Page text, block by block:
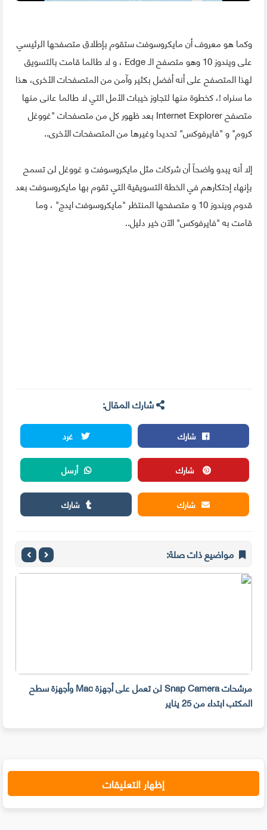
وكما هو معروف أن مايكروسوفت ستقوم بإطلاق متصفحها الرئيسي
على ويندوز 10 وهو متصفح الـ Edge ، و لا طالما قامت بالتسويق
لهذا المتصفح على أنه أفضل بكثير وآمن من المتصفحات الأخرى، هذا
ما سنراه !، كخطوة منها لتجاوز خيبات الأمل التي لا طالما عانى منها
متصفح Internet Explorer بعد ظهور كل من متصفحات "غووغل
كروم" و "فايرفوكس" تحديدا وغيرها من المتصفحات الأخرى..
إلا أنه يبدو واضحاً أن شركات مثل مايكروسوفت و غووغل لن تسمح
بإنهاء إحتكارهم في الخطة التسويقية التي تقوم بها مايكروسوفت بعد
قدوم ويندوز 10 و متصفحها المنتظر "مايكروسوفت ايدج" ، وما
قامت به "فايرفوكس" الآن خير دليل..
شارك المقال:
شارك
غرد
شارك
أرسل
شارك
شارك
مواضيع ذات صلة:
مرشحات Snap Camera لن تعمل على أجهزة Mac وأجهزة سطح
المكتب ابتداء من 25 يناير
إظهار التعليقات